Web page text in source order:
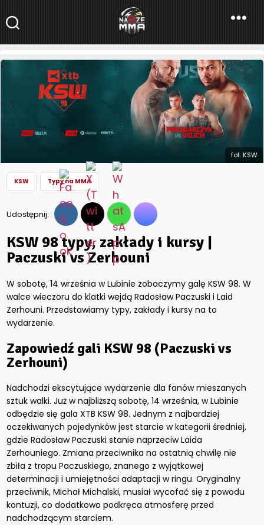
NaszeMMA
NaszeMMA.pl»Typy na MMA»KSW 98 typy, zakłady i kursy |
Paczuski vs Zerhouni
fot. KSW
KSW Typy na MMA
Udostępnij:
KSW 98 typy, zakłady i kursy |
Paczuski vs Zerhouni
W sobotę, 14 września w Lubinie zobaczymy galę KSW 98. W
walce wieczoru do klatki wejdą Radosław Paczuski i Laid
Zerhouni. Przedstawiamy typy, zakłady i kursy na to
wydarzenie.
Zapowiedź gali KSW 98 (Paczuski vs
Zerhouni)
Nadchodzi ekscytujące wydarzenie dla fanów mieszanych
sztuk walki. Już w najbliższą sobotę, 14 września, w Lubinie
odbędzie się gala XTB KSW 98.Jednym z najbardziej
oczekiwanych pojedynków jest starcie w kategorii średniej,
gdzie Radosław Paczuski stanie naprzeciw Laida
Zerhouniego. Zmiana przeciwnika na ostatnią chwilę nie
zbiła z tropu Paczuskiego, znanego z wyjątkowej
determinacji i umiejętności adaptacji w ringu. Oryginalny
przeciwnik, Michał Michalski, musiał wycofać się z powodu
kontuzji, co dodatkowo podkręca atmosferę przed
nadchodzącym starciem.